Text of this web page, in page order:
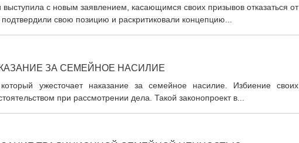
с новым заявлением, касающимся своих призывов отказаться от
свою позицию и раскритиковали концепцию...
ЗА СЕМЕЙНОЕ НАСИЛИЕ
ужесточает наказание за семейное насилие. Избиение своих
при рассмотрении дела. Такой законопроект в...